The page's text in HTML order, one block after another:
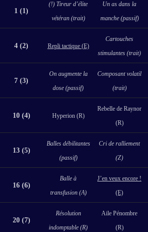
1 (1)
(!) Tireur d’élite
vétéran (trait)
Un as dans la
manche (passif)
4 (2) Repli tactique (E)
Cartouches
stimulantes (trait)
7 (3)
On augmente la
dose (passif)
Composant volatil
(trait)
10 (4) Hyperion (R)
Rebelle de Raynor
(R)
13 (5)
Balles débilitantes
(passif)
Cri de ralliement
(Z)
16 (6)
Balle à
transfusion (A)
J’en veux encore !
(E)
20 (7)
Résolution
indomptable (R)
Aile Pénombre
(R)